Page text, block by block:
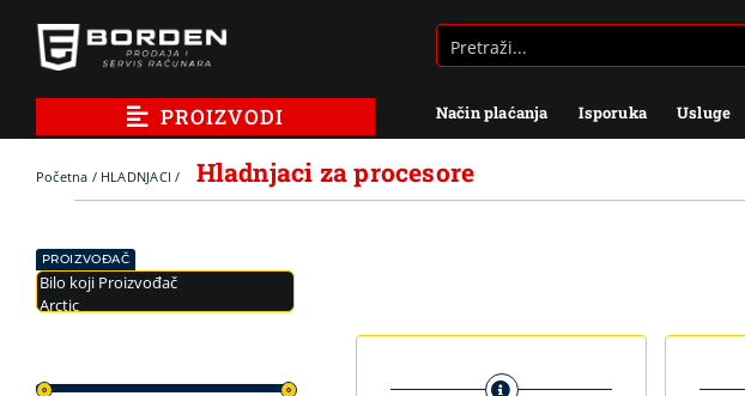
content
PROIZVODI Način plaćanja Isporuka Usluge
Početna / HLADNJACI / Hladnjaci za procesore
PROIZVOĐAČ